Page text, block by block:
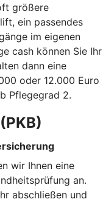
größere
ein passendes
im eigenen
cash können Sie Ihr
dann eine
oder 12.000 Euro
Pflegegrad 2.
wir Ihnen eine
an.
abschließen und